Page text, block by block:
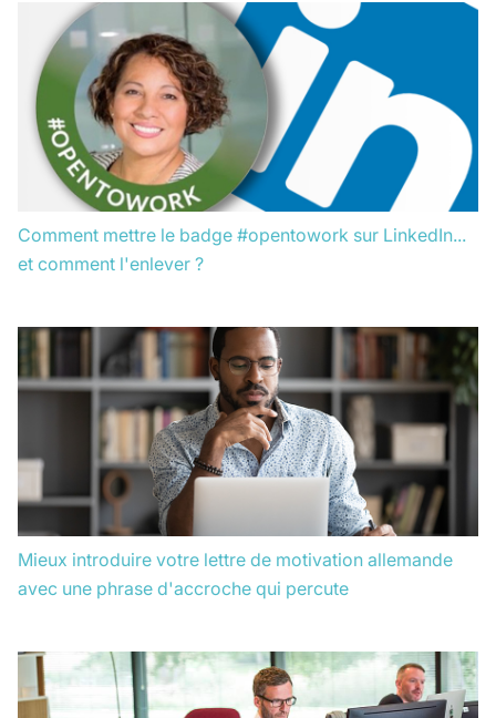
Comment mettre le badge #opentowork sur LinkedIn...
et comment l'enlever ?
Mieux introduire votre lettre de motivation allemande
avec une phrase d'accroche qui percute